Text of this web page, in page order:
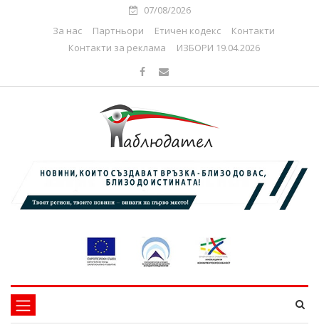
07/08/2026
За нас
Партньори Етичен кодекс
Контакти
Контакти за реклама
ИЗБОРИ 19.04.2026